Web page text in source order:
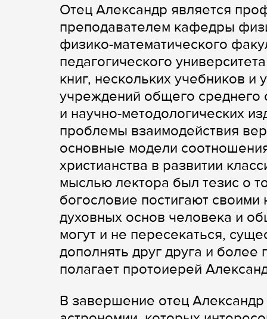
Отец Александр является
преподавателем кафедры
физико-математического
педагогического
книг, нескольких учебников
учреждений общего среднего
и научно-методологических
проблемы взаимодействия
основные модели
христианства в развитии
мыслью лектора был тезис о
богословие постигают
духовных основ человека и
могут и не пересекаться,
дополнять друг друга и
полагает протоиерей
В завершение отец